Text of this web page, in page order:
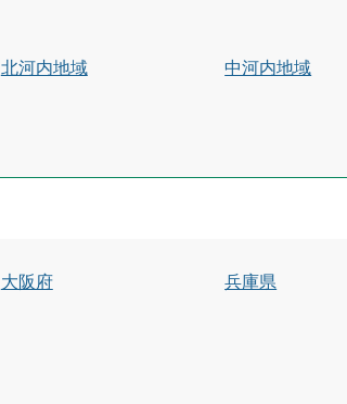
北河内地域 中河内地域
大阪府 兵庫県